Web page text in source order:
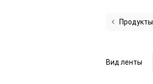
Вид ленты